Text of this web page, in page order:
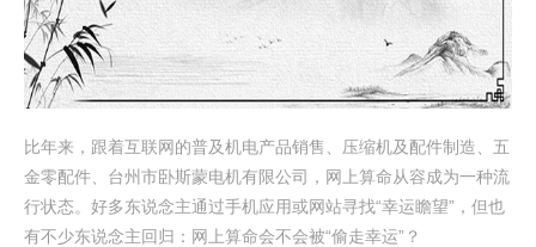
比年来，跟着互联网的普及机电产品销售、压缩机及配件制造、五
金零配件、台州市卧斯蒙电机有限公司，网上算命从容成为一种流
行状态。好多东说念主通过手机应用或网站寻找“幸运瞻望”，但也
有不少东说念主回归：网上算命会不会被“偷走幸运”？